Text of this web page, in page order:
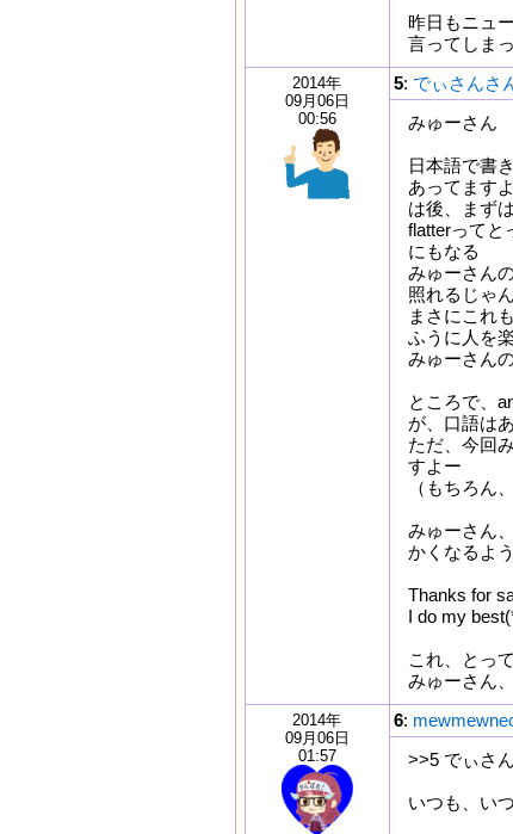
昨日もニュ
言ってしま
2014年
09月06日
00:56
5: でぃさんさ
みゅーさん
日本語で書
あってます
は後、まず
flatterってと
にもなる
みゅーさん
照れるじゃ
まさにこれ
ふうに人を
みゅーさん
ところで、
が、口語は
ただ、今回
すよー
（もちろん
みゅーさん
かくなるよ
Thanks for
I do my
これ、とっ
みゅーさん
2014年
09月06日
01:57
6:
>>5 でぃさ
いつも、い